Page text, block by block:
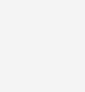
im Plus. Die
als zuletzt,
besser als bei